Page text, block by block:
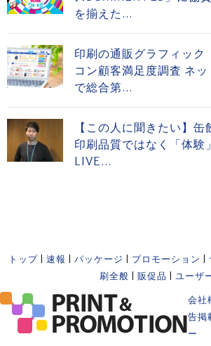
を揃えた...
印刷の通販グラフィッ
コン顧客満足度調査 ネ
で総合第...
【この人に聞きたい】
印刷品質ではなく「体
LIVE...
トップ 速報 パッケージ プロモーション
刷全般
販促品 ユーザ
会社
告掲
ー